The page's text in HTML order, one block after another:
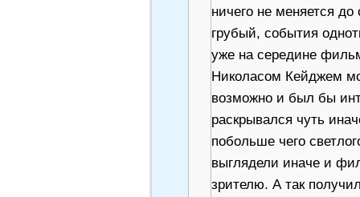
ничего не меняется
грубый, события
уже на середине
Николасом Кейджем
возможно и был бы
раскрывался чуть
побольше чего
выглядели иначе и
зрителю. А так